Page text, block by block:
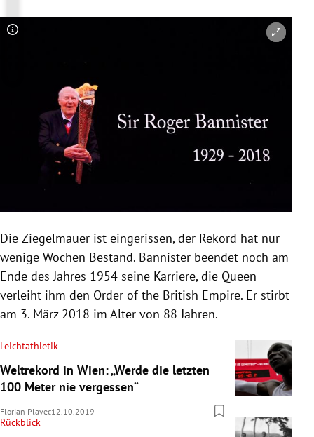
Copyright-Hinweis öffnen/schließen
Die Ziegelmauer ist eingerissen, der Rekord hat nur
wenige Wochen Bestand. Bannister beendet noch am
Ende des Jahres 1954 seine Karriere, die Queen
verleiht ihm den Order of the British Empire. Er stirbt
am 3. März 2018 im Alter von 88 Jahren.
Leichtathletik
Weltrekord in Wien: „Werde die letzten
100 Meter nie vergessen“
Florian Plavec12.10.2019
Rückblick